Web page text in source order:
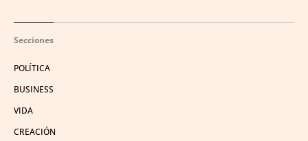
Secciones
POLÍTICA
BUSINESS
VIDA
CREACIÓN